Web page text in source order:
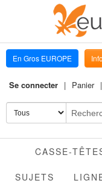
En Gros EUROPE
Se connecter Panier
CASSE-
SUJETS